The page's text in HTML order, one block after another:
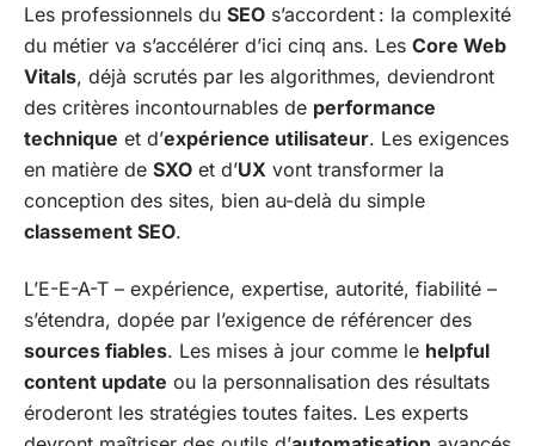
Les professionnels du SEO s’accordent : la complexité
du métier va s’accélérer d’ici cinq ans. Les Core Web
Vitals, déjà scrutés par les algorithmes, deviendront
des critères incontournables de performance
technique et d’expérience utilisateur. Les exigences
en matière de SXO et d’UX vont transformer la
conception des sites, bien au-delà du simple
classement SEO.
L’E-E-A-T – expérience, expertise, autorité, fiabilité –
s’étendra, dopée par l’exigence de référencer des
sources fiables. Les mises à jour comme le helpful
content update ou la personnalisation des résultats
éroderont les stratégies toutes faites. Les experts